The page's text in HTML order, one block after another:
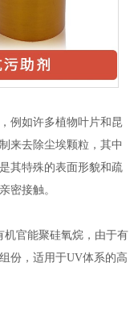
如许多植物叶片和昆
来去除尘埃颗粒，其中
其特殊的表面形貌和疏
密接触。
机官能聚硅氧烷，由于有
份，适用于UV体系的高